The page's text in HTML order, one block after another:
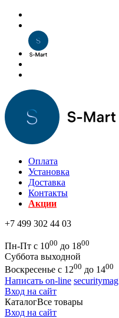
Оплата
Установка
Доставка
Контакты
Акции
+7 499 302 44 03
Пн-Пт с 1000 до 1800
Суббота выходной
Воскресенье с 1200 до 1400
Написать on-line securitymag
Вход на сайт
КаталогВсе товары
Вход на сайт